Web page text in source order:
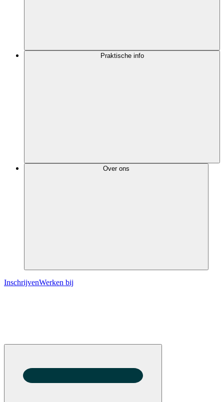
Praktische info
Over ons
InschrijvenWerken bij